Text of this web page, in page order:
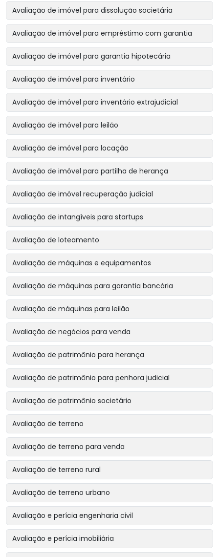
Avaliação de imóvel para dissolução societária
Avaliação de imóvel para empréstimo com garantia
Avaliação de imóvel para garantia hipotecária
Avaliação de imóvel para inventário
Avaliação de imóvel para inventário extrajudicial
Avaliação de imóvel para leilão
Avaliação de imóvel para locação
Avaliação de imóvel para partilha de herança
Avaliação de imóvel recuperação judicial
Avaliação de intangíveis para startups
Avaliação de loteamento
Avaliação de máquinas e equipamentos
Avaliação de máquinas para garantia bancária
Avaliação de máquinas para leilão
Avaliação de negócios para venda
Avaliação de patrimônio para herança
Avaliação de patrimônio para penhora judicial
Avaliação de patrimônio societário
Avaliação de terreno
Avaliação de terreno para venda
Avaliação de terreno rural
Avaliação de terreno urbano
Avaliação e perícia engenharia civil
Avaliação e perícia imobiliária